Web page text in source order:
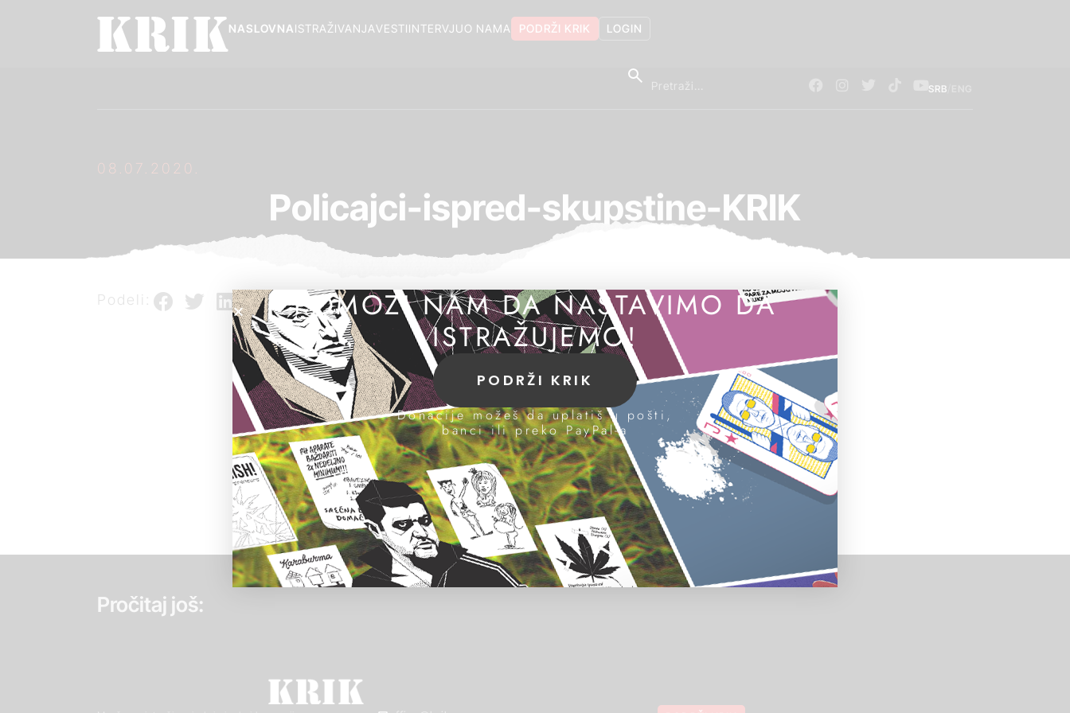
LOGIN
PODRŽI KRIK
O NAMA
INTERVJU
VESTI
ISTRAŽIVANJA
NASLOVNA
SRB
08.07.2020.
Policajci-ispred-skupstine-KRIK
Podeli:
Pročitaj još:
POMOZI NAM DA NASTAVIMO DA
ISTRAŽUJEMO!
PODRŽI KRIK
Donacije možeš da uplatiš u pošti,
banci ili preko PayPal-a